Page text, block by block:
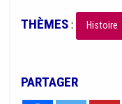
THÈMES: Histoire
PARTAGER